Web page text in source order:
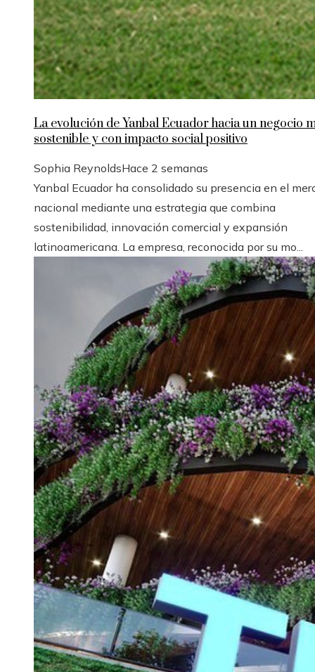
La evolución de Yanbal Ecuador hacia un negocio
sostenible y con impacto social positivo
Sophia ReynoldsHace 2 semanas
Yanbal Ecuador ha consolidado su presencia en el
nacional mediante una estrategia que combina
sostenibilidad, innovación comercial y expansión
latinoamericana. La empresa, reconocida por su mo...